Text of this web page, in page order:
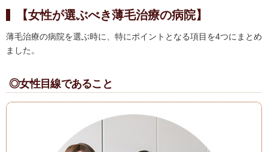
【女性が選ぶべき薄毛治療の病院】
薄毛治療の病院を選ぶ時に、特にポイントとなる項目を4つにまとめ
ました。
◎女性目線であること